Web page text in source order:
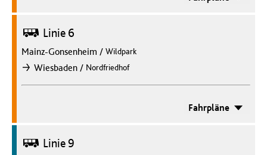
Bus Linie 6
Mainz-Gonsenheim / Wildpark
nachWiesbaden / Nordfriedhof
Fahrpläne
Bus Linie 9